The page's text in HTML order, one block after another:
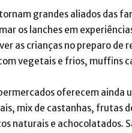
grandes aliados das
os lanches em
as crianças no preparo de
vegetais e frios, muffins
oferecem ainda
mix de castanhas, frutas
naturais e achocolatados.